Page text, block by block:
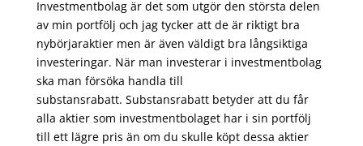
Investmentbolag är det som utgör den största delen
av min portfölj och jag tycker att de är riktigt bra
nybörjaraktier men är även väldigt bra långsiktiga
investeringar. När man investerar i investmentbolag
ska man försöka handla till
substansrabatt. Substansrabatt betyder att du får
alla aktier som investmentbolaget har i sin portfölj
till ett lägre pris än om du skulle köpt dessa aktier